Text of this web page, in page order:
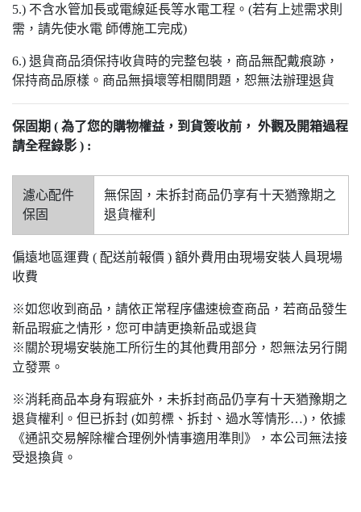
5.) 不含水管加長或電線延長等水電工程。(若有上述需求則
需，請先使水電 師傅施工完成)
6.) 退貨商品須保持收貨時的完整包裝，商品無配戴痕跡，
保持商品原樣。商品無損壞等相關問題，恕無法辦理退貨
保固期 ( 為了您的購物權益，到貨簽收前， 外觀及開箱過程
請全程錄影 ) :
濾心配件
保固
無保固，未拆封商品仍享有十天猶豫期之
退貨權利
偏遠地區運費 ( 配送前報價 ) 額外費用由現場安裝人員現場
收費
※如您收到商品，請依正常程序儘速檢查商品，若商品發生
新品瑕疵之情形，您可申請更換新品或退貨
※關於現場安裝施工所衍生的其他費用部分，恕無法另行開
立發票。
※消耗商品本身有瑕疵外，未拆封商品仍享有十天猶豫期之
退貨權利。但已拆封 (如剪標、拆封、過水等情形…)，依據
《通訊交易解除權合理例外情事適用準則》，本公司無法接
受退換貨。